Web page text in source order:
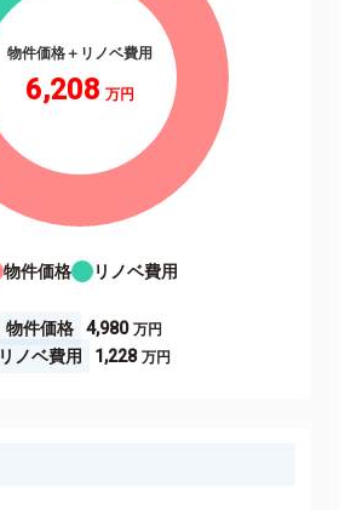
物件価格＋リノベ費用
6,208
物件価格 リノベ費用
物件価格
4,980
リノベ費用
1,228